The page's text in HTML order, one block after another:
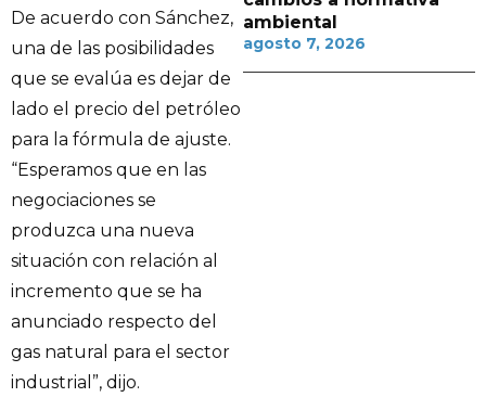
De acuerdo con Sánchez,
una de las posibilidades
que se evalúa es dejar de
lado el precio del petróleo
para la fórmula de ajuste.
“Esperamos que en las
negociaciones se
produzca una nueva
situación con relación al
incremento que se ha
anunciado respecto del
gas natural para el sector
industrial”, dijo.
ambiental
agosto 7, 2026